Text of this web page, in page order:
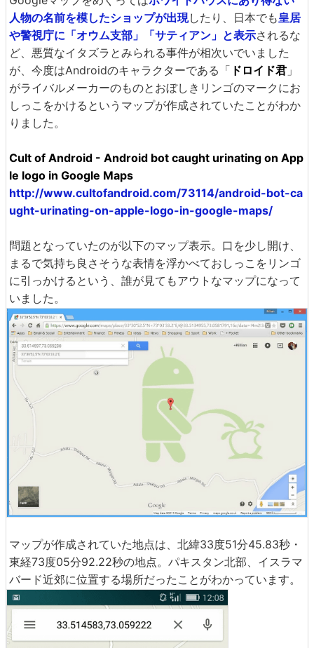
人物の名前を模したショップが出現したり、日本でも皇居
や警視庁に「オウム支部」「サティアン」と表示されるな
ど、悪質なイタズラとみられる事件が相次いでいました
が、今度はAndroidのキャラクターである「 ドロイド君 」
がライバルメーカーのものとおぼしきリンゴのマークにお
しっこをかけるというマップが作成されていたことがわか
りました。
Cult of Android - Android bot caught urinating on App
le logo in Google Maps
http://www.cultofandroid.com/73114/android-bot-ca
ught-urinating-on-apple-logo-in-google-maps/
問題となっていたのが以下のマップ表示。口を少し開け、
まるで気持ち良さそうな表情を浮かべておしっこをリンゴ
に引っかけるという、誰が見てもアウトなマップになって
いました。
マップが作成されていた地点は、北緯33度51分45.83秒・
東経73度05分92.22秒の地点。パキスタン北部、イスラマ
バード近郊に位置する場所だったことがわかっています。